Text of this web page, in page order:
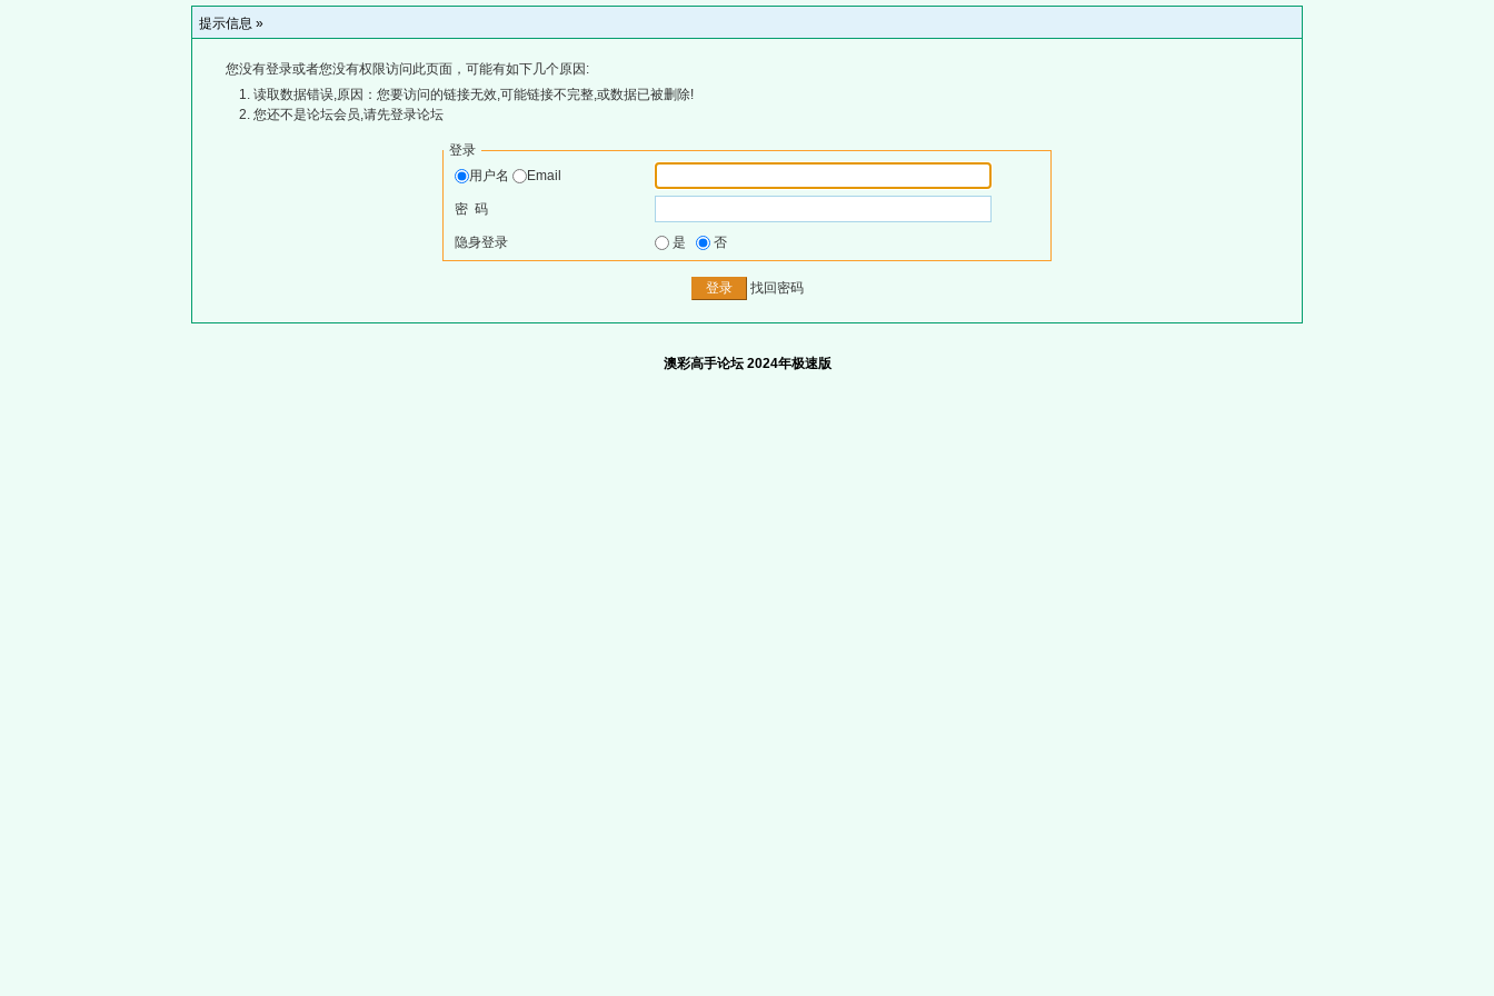
提示信息 »
您没有登录或者您没有权限访问此页面，可能有如下几个原因:
读取数据错误,原因：您要访问的链接无效,可能链接不完整,或数据已被删除!
您还不是论坛会员,请先登录论坛
登录
用户名
Email
密 码
隐身登录 是 否
找回密码
澳彩高手论坛 2024年极速版